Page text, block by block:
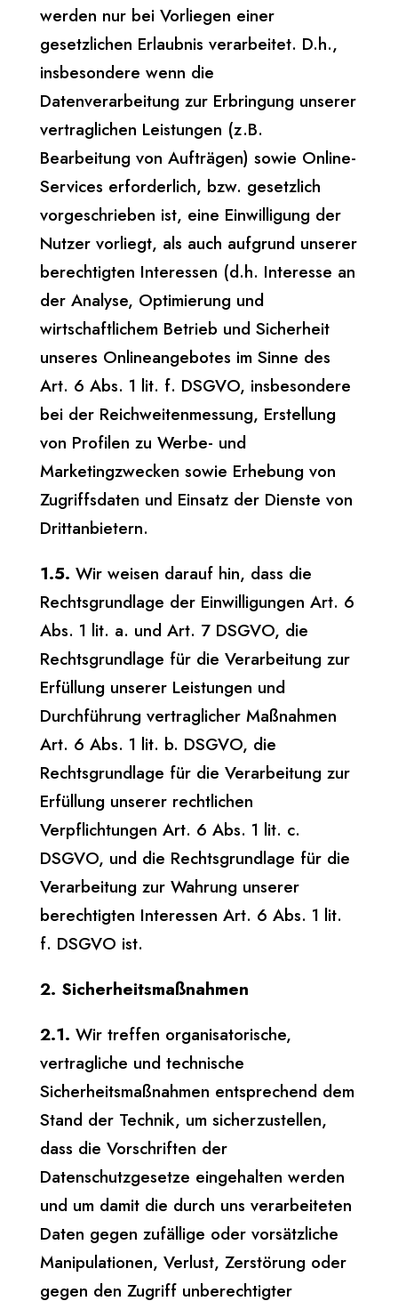
werden nur bei Vorliegen einer
gesetzlichen Erlaubnis verarbeitet. D.h.,
insbesondere wenn die
Datenverarbeitung zur Erbringung unserer
vertraglichen Leistungen (z.B.
Bearbeitung von Aufträgen) sowie Online-
Services erforderlich, bzw. gesetzlich
vorgeschrieben ist, eine Einwilligung der
Nutzer vorliegt, als auch aufgrund unserer
berechtigten Interessen (d.h. Interesse an
der Analyse, Optimierung und
wirtschaftlichem Betrieb und Sicherheit
unseres Onlineangebotes im Sinne des
Art. 6 Abs. 1 lit. f. DSGVO, insbesondere
bei der Reichweitenmessung, Erstellung
von Profilen zu Werbe- und
Marketingzwecken sowie Erhebung von
Zugriffsdaten und Einsatz der Dienste von
Drittanbietern.
1.5. Wir weisen darauf hin, dass die
Rechtsgrundlage der Einwilligungen Art. 6
Abs. 1 lit. a. und Art. 7 DSGVO, die
Rechtsgrundlage für die Verarbeitung zur
Erfüllung unserer Leistungen und
Durchführung vertraglicher Maßnahmen
Art. 6 Abs. 1 lit. b. DSGVO, die
Rechtsgrundlage für die Verarbeitung zur
Erfüllung unserer rechtlichen
Verpflichtungen Art. 6 Abs. 1 lit. c.
DSGVO, und die Rechtsgrundlage für die
Verarbeitung zur Wahrung unserer
berechtigten Interessen Art. 6 Abs. 1 lit.
f. DSGVO ist.
2. Sicherheitsmaßnahmen
2.1. Wir treffen organisatorische,
vertragliche und technische
Sicherheitsmaßnahmen entsprechend dem
Stand der Technik, um sicherzustellen,
dass die Vorschriften der
Datenschutzgesetze eingehalten werden
und um damit die durch uns verarbeiteten
Daten gegen zufällige oder vorsätzliche
Manipulationen, Verlust, Zerstörung oder
gegen den Zugriff unberechtigter